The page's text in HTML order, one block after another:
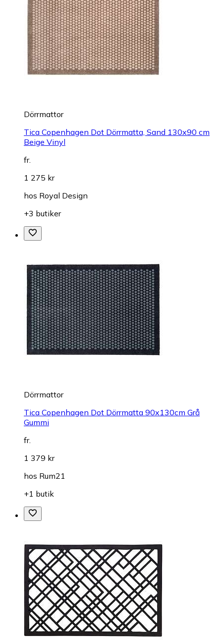
Dörrmattor
Tica Copenhagen Dot Dörrmatta, Sand 130x90 cm
Beige Vinyl
fr.
1 275 kr
hos Royal Design
+3 butiker
Dörrmattor
Tica Copenhagen Dot Dörrmatta 90x130cm Grå
Gummi
fr.
1 379 kr
hos Rum21
+1 butik